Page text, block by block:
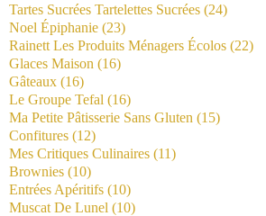
Tartes Sucrées Tartelettes Sucrées (24)
Noel Épiphanie (23)
Rainett Les Produits Ménagers Écolos (22)
Glaces Maison (16)
Gâteaux (16)
Le Groupe Tefal (16)
Ma Petite Pâtisserie Sans Gluten (15)
Confitures (12)
Mes Critiques Culinaires (11)
Brownies (10)
Entrées Apéritifs (10)
Muscat De Lunel (10)